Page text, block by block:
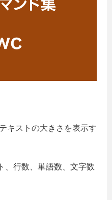
キストの大きさを表示す
、行数、単語数、文字数